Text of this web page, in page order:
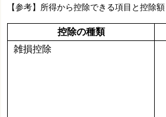
【参考】所得から控除できる項目と控除額
控除の種類
雑損控除